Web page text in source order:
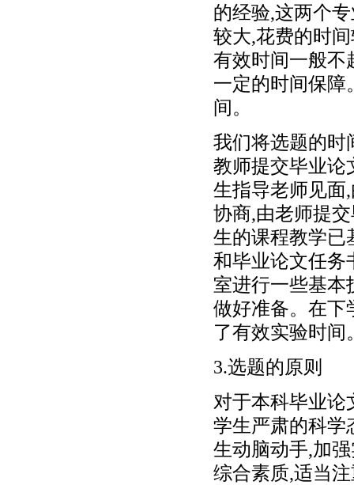
的经验,这两个
较大,花费的时
有效时间一般不
一定的时间保障
间。
我们将选题的时
教师提交毕业论
生指导老师见面
协商,由老师提
生的课程教学已
和毕业论文任务
室进行一些基本
做好准备。在下
了有效实验时间
3.选题的原则
对于本科毕业论
学生严肃的科学
生动脑动手,加
综合素质,适当